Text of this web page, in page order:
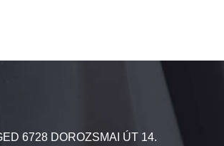
6728 DOROZSMAI ÚT 14.